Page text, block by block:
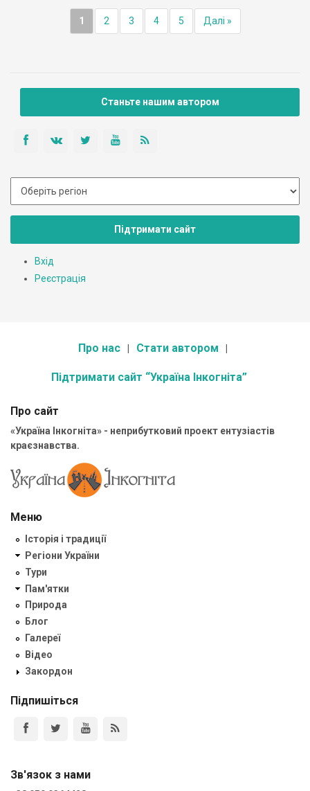
1 2 3 4 5 Далі »
Станьте нашим автором
Підтримати сайт
Вхід
Реєстрація
Про нас Стати автором
Підтримати сайт “Україна Інкогніта”
Про сайт
«Україна Інкогніта» - неприбутковий проект ентузіастів
краєзнавства.
Меню
Історія і традиції
Регіони України
Тури
Пам'ятки
Природа
Блог
Галереї
Відео
Закордон
Підпишіться
Зв'язок з нами